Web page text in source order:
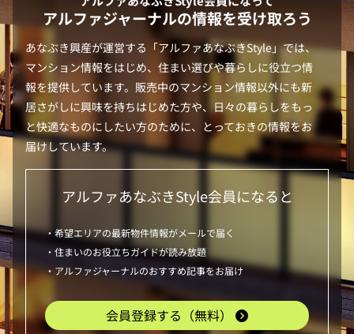
アルファジャーナルの情報を受け取ろう
あなぶき興産が運営する「アルファあなぶきStyle」では、
マンション情報をはじめ、住まい選びや暮らしに役立つ情
報を提供しています。販売中のマンション情報以外にも新
居さがしに興味を持ちはじめた方や、日々の暮らしをもっ
と快適なものにしたい方のために、とっておきの情報をお
届けしています。
アルファあなぶきStyle会員になると
・希望エリアの最新物件情報がメールで届く
・住まいのお役立ちガイドが読み放題
・アルファジャーナルのおすすめ記事をお届け
会員登録する（無料）